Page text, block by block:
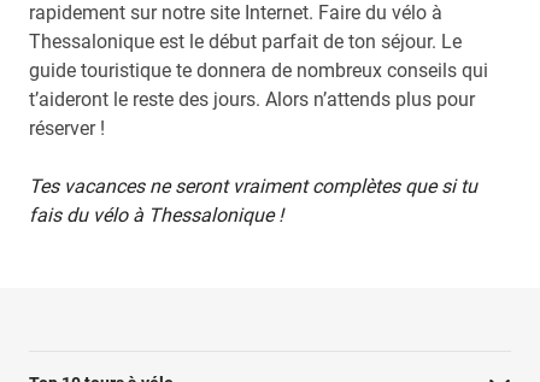
rapidement sur notre site Internet. Faire du vélo à
Thessalonique est le début parfait de ton séjour. Le
guide touristique te donnera de nombreux conseils qui
t’aideront le reste des jours. Alors n’attends plus pour
réserver !
Tes vacances ne seront vraiment complètes que si tu
fais du vélo à Thessalonique !